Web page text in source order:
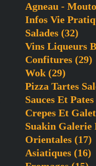
Agneau -
Infos Vie
Salades (32)
Vins Liqueurs
Confitures (29)
Wok (29)
Pizza Tartes
Sauces Et
Crepes Et
Suakin Galerie
Orientales (17)
Asiatiques (16)